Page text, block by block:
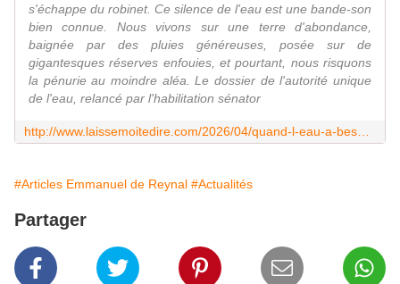
s'échappe du robinet. Ce silence de l'eau est une bande-son
bien connue. Nous vivons sur une terre d'abondance,
baignée par des pluies généreuses, posée sur de
gigantesques réserves enfouies, et pourtant, nous risquons
la pénurie au moindre aléa. Le dossier de l'autorité unique
de l'eau, relancé par l'habilitation sénator
#Articles Emmanuel de Reynal #Actualités
Partager